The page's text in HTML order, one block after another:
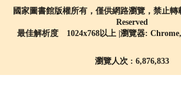
國家圖書館版權所有，僅供網路瀏覽，禁止
Reserved
最佳解析度 1024x768以上 |瀏覽器:
瀏覽人次 : 6,876,833